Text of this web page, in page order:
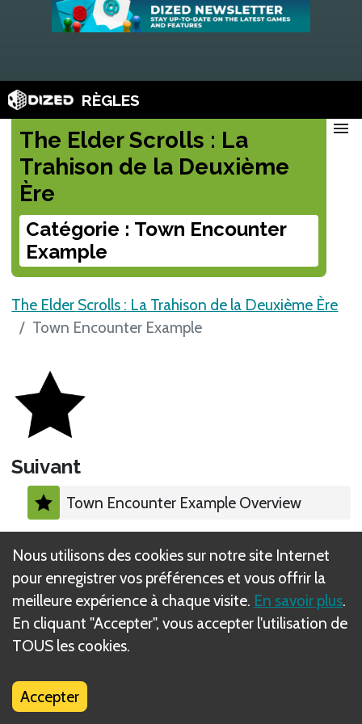
RÈGLES
The Elder Scrolls : La
Trahison de la Deuxième
Ère
Catégorie : Town Encounter
Example
menu
The Elder Scrolls : La Trahison de la Deuxième Ère
Town Encounter Example
Suivant
Town Encounter Example Overview
Contenu de la catégorie
New Day Phase
Overland Phase
Nous utilisons des cookies sur notre site Internet
pour enregistrer vos préférences et vous offrir la
meilleure expérience à chaque visite. En savoir plus.
En cliquant "Accepter", vous accepter l'utilisation de
TOUS les cookies.
Accepter